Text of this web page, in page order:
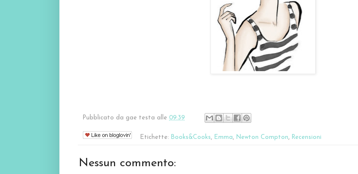
Pubblicato da gae testa alle 09:39
Etichette: Books&Cooks, Emma, Newton Compton, Recensioni
Nessun commento: